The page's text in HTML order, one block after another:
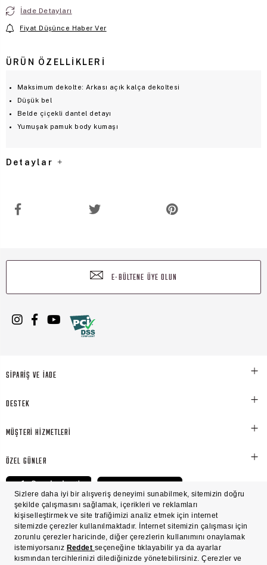
İade Detayları
Fiyat Düşünce Haber Ver
ÜRÜN ÖZELLIKLERI
Maksimum dekolte: Arkası açık kalça dekoltesi
Düşük bel
Belde çiçekli dantel detayı
Yumuşak pamuk body kumaşı
Detaylar
E-BÜLTENE ÜYE OLUN
SİPARİŞ VE İADE
DESTEK
MÜŞTERİ HİZMETLERİ
ÖZEL GÜNLER
© Victoria's Secret Shaya Mağazacılık A.Ş. Franchise lisansı aracılığıyla işletilen ticari
markasıdır. Her hakkı saklıdır.
Süreç Bazlı Müşteri Aydınlatma Metni